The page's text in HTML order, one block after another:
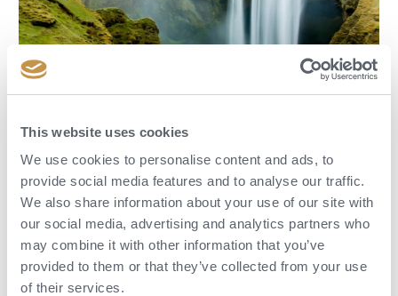
This website uses cookies
We use cookies to personalise content and ads, to
provide social media features and to analyse our traffic.
We also share information about your use of our site with
our social media, advertising and analytics partners who
may combine it with other information that you’ve
provided to them or that they’ve collected from your use
of their services.
Aktivní dovolená